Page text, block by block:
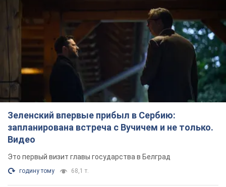
Зеленский впервые прибыл в Сербию:
запланирована встреча с Вучичем и не только.
Видео
Это первый визит главы государства в Белград
годину тому 68,1 т.